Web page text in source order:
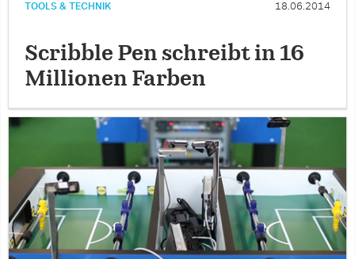
TOOLS & TECHNIK 18.06.2014
Scribble Pen schreibt in 16
Millionen Farben